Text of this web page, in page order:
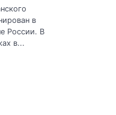
в
России. В
в...